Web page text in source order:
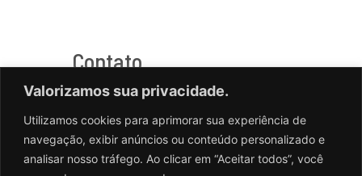
Valorizamos sua privacidade.
Utilizamos cookies para aprimorar sua experiência de
navegação, exibir anúncios ou conteúdo personalizado e
analisar nosso tráfego. Ao clicar em “Aceitar todos”, você
Contato
(21) 2714-4464
(21) 98556-2741